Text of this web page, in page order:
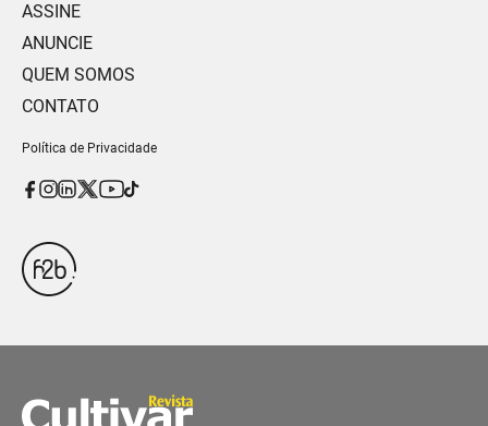
ASSINE
ANUNCIE
QUEM SOMOS
CONTATO
Política de Privacidade